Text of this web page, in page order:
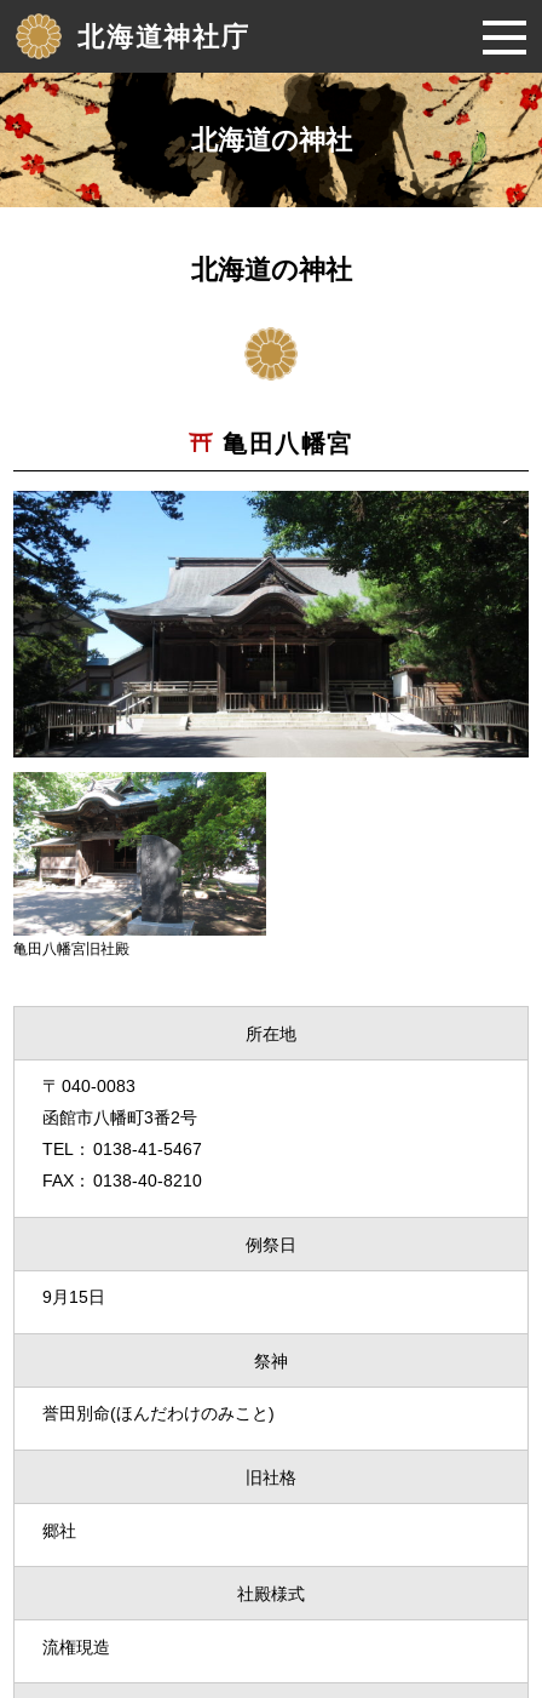
北海道神社庁
北海道の神社
北海道の神社
亀田八幡宮
亀田八幡宮旧社殿
所在地
040-0083
函館市八幡町3番2号
0138-41-5467
0138-40-8210
例祭日
9月15日
祭神
誉田別命(ほんだわけのみこと)
旧社格
郷社
社殿様式
流権現造